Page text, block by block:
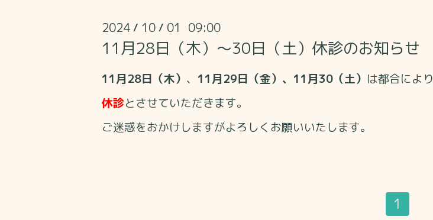
2024 / 10 / 01 09:00
11月28日（木）～30日（土）休診のお知らせ
11月28日（木） 、 11月29日（金）、11月30（土） は都合により
休診とさせていただきます。
ご迷惑をおかけしますがよろしくお願いいたします。
1